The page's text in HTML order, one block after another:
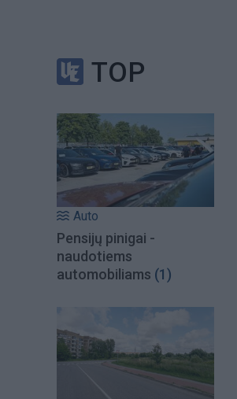
TOP
Auto
Pensijų pinigai -
naudotiems
automobiliams (1)